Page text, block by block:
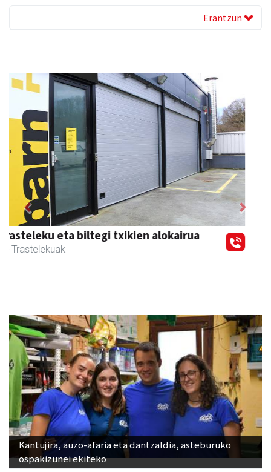
Erantzun
Itxaspe
Urnieta - Frutategiak
Previous Next
Kantujira, auzo-afaria eta dantzaldia, asteburuko
ospakizunei ekiteko